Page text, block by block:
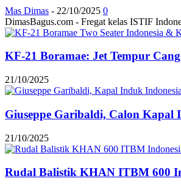
Mas Dimas - 22/10/2025 0
DimasBagus.com - Fregat kelas ISTIF
KF-21 Boramae: Jet Tempur
21/10/2025
Giuseppe Garibaldi, Calon Kapal
21/10/2025
Rudal Balistik KHAN ITBM 600